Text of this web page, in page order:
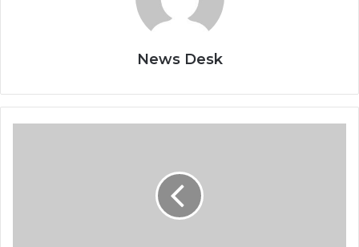
News Desk